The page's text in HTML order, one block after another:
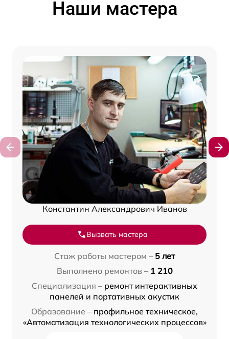
Наши мастера
Константин Александрович Иванов
Вызвать мастера
Стаж работы мастером – 5 лет
Выполнено ремонтов – 1 210
Специализация – ремонт интерактивных
панелей и портативных акустик
Образование – профильное техническое,
«Автоматизация технологических процессов»